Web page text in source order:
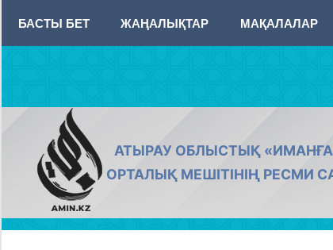
content
БАСТЫ БЕТ ЖАҢАЛЫҚТАР МАҚАЛАЛАР
AMIN.KZ
АТЫРАУ ОБЛЫСТЫҚ
ОРТАЛЫҚ МЕШІТІНІҢ РЕСМИ